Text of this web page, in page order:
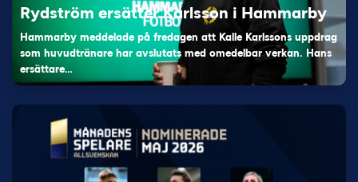
Rydström ersätter Karlsson i Hammarby
Hammarby meddelade på fredagen att Kalle Karlssons uppdrag
som huvudtränare har avslutats med omedelbar verkan. Hans
ersättare…